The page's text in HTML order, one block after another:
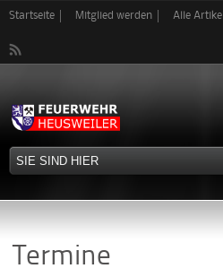
Direkt
Startseite Mitglied werden Alle Artikel
Termine